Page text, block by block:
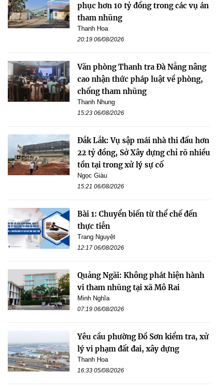
phục hơn 10 tỷ đồng trong các vụ án
tham nhũng
Thanh Hoa
20:19 06/08/2026
Văn phòng Thanh tra Đà Nẵng nâng
cao nhận thức pháp luật về phòng,
chống tham nhũng
Thanh Nhung
15:23 06/08/2026
Đắk Lắk: Vụ sập mái nhà thi đấu hơn
22 tỷ đồng, Sở Xây dựng chỉ rõ nhiều
tồn tại trong xử lý sự cố
Ngọc Giàu
15:21 06/08/2026
Bài 1: Chuyển biến từ thể chế đến
thực tiễn
Trang Nguyệt
12:17 06/08/2026
Quảng Ngãi: Không phát hiện hành
vi tham nhũng tại xã Mô Rai
Minh Nghĩa
07:19 06/08/2026
Yêu cầu phường Đồ Sơn kiểm tra, xử
lý vi phạm đất đai, xây dựng
Thanh Hoa
16:33 05/08/2026